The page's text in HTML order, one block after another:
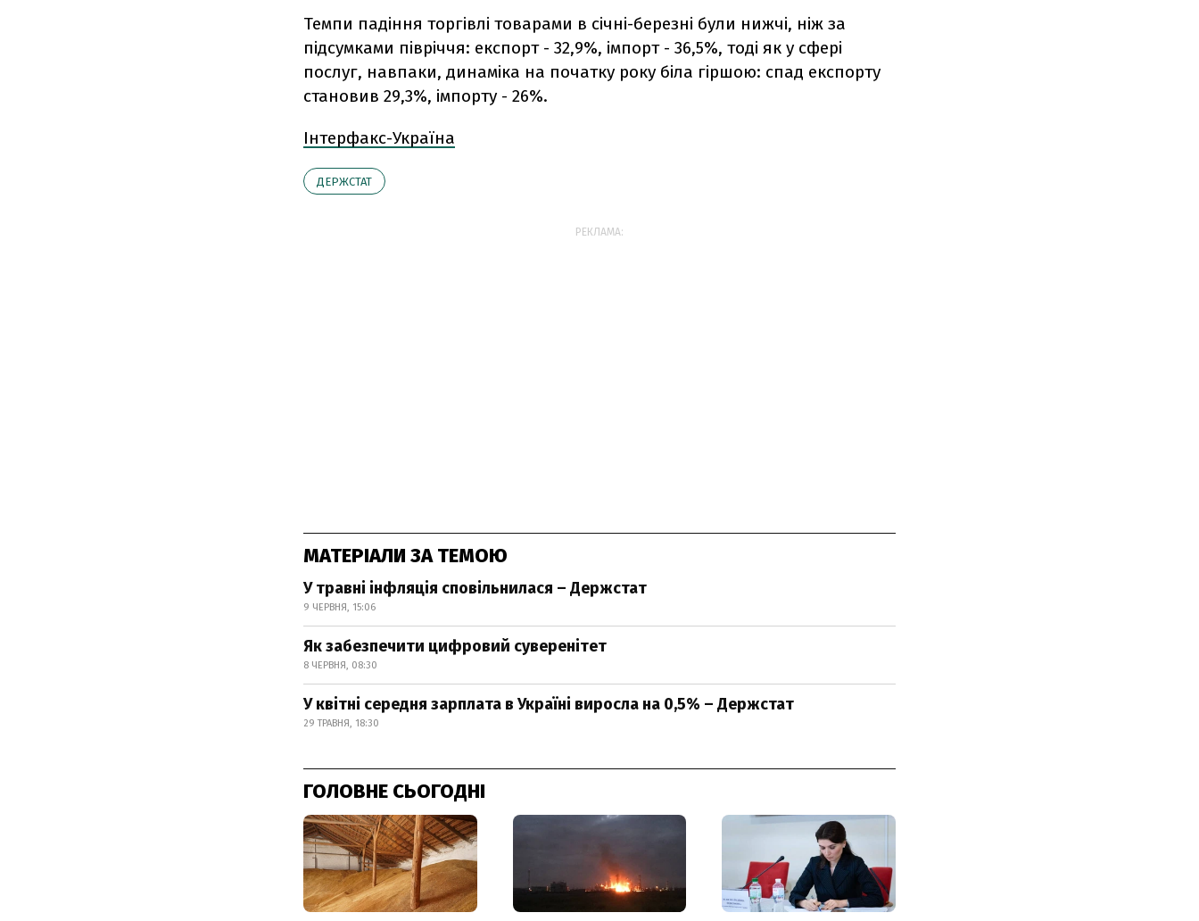
Темпи падіння торгівлі товарами в січні-березні були нижчі, ніж за
підсумками півріччя: експорт - 32,9%, імпорт - 36,5%, тоді як у сфері
послуг, навпаки, динаміка на початку року біла гіршою: спад експорту
становив 29,3%, імпорту - 26%.
Інтерфакс-Україна
ДЕРЖСТАТ
РЕКЛАМА:
МАТЕРІАЛИ ЗА ТЕМОЮ
У травні інфляція сповільнилася – Держстат
9 ЧЕРВНЯ, 15:06
Як забезпечити цифровий суверенітет
8 ЧЕРВНЯ, 08:30
У квітні середня зарплата в Україні виросла на 0,5% – Держстат
29 ТРАВНЯ, 18:30
ГОЛОВНЕ СЬОГОДНІ